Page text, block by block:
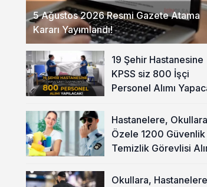
5 Ağustos 2026 Resmi Gazete Atama
Kararı Yayımlandı!
19 Şehir Hastanesine
KPSS siz 800 İşçi
Personel Alımı
Hastanelere,
Özele 1200 Güvenlik
Temizlik Görevlisi
Okullara,